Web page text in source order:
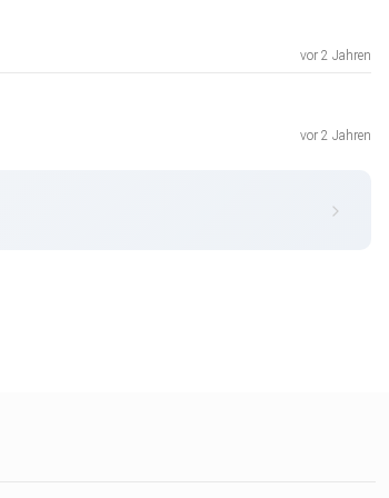
vor 2 Jahren
vor 2 Jahren